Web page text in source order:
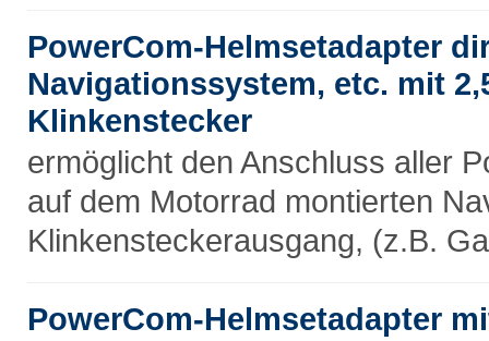
PowerCom-Helmsetadapter
Navigationssystem, etc. mit
Klinkenstecker
ermöglicht den Anschluss aller
auf dem Motorrad montierten
Klinkensteckerausgang, (z.B.
PowerCom-Helmsetadapter